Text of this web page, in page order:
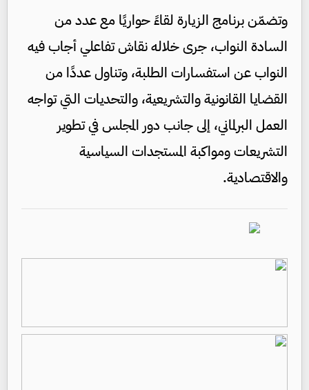
وتضمّن برنامج الزيارة لقاءً حواريًا مع عدد من
السادة النواب، جرى خلاله نقاش تفاعلي أجاب فيه
النواب عن استفسارات الطلبة، وتناول عددًا من
القضايا القانونية والتشريعية، والتحديات التي تواجه
العمل البرلماني، إلى جانب دور المجلس في تطوير
التشريعات ومواكبة المستجدات السياسية
والاقتصادية.